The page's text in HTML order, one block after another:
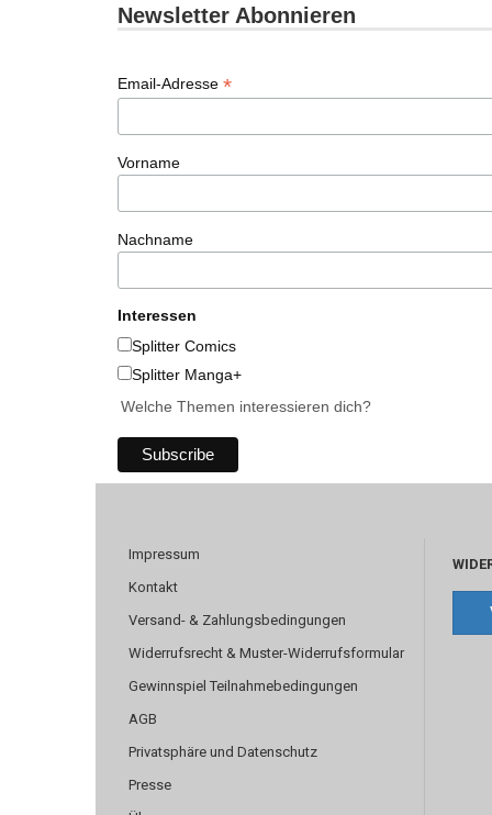
Newsletter Abonnieren
Email-Adresse *
Vorname
Nachname
Interessen
Splitter Comics
Splitter Manga+
Welche Themen interessieren dich?
Impressum
Kontakt
Versand- & Zahlungsbedingungen
Widerrufsrecht & Muster-Widerrufsformular
Gewinnspiel Teilnahmebedingungen
AGB
Privatsphäre und Datenschutz
Presse